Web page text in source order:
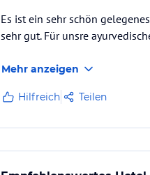
Es ist ein sehr schön
sehr gut. Für unsre
Mehr anzeigen
Hilfreich Teilen